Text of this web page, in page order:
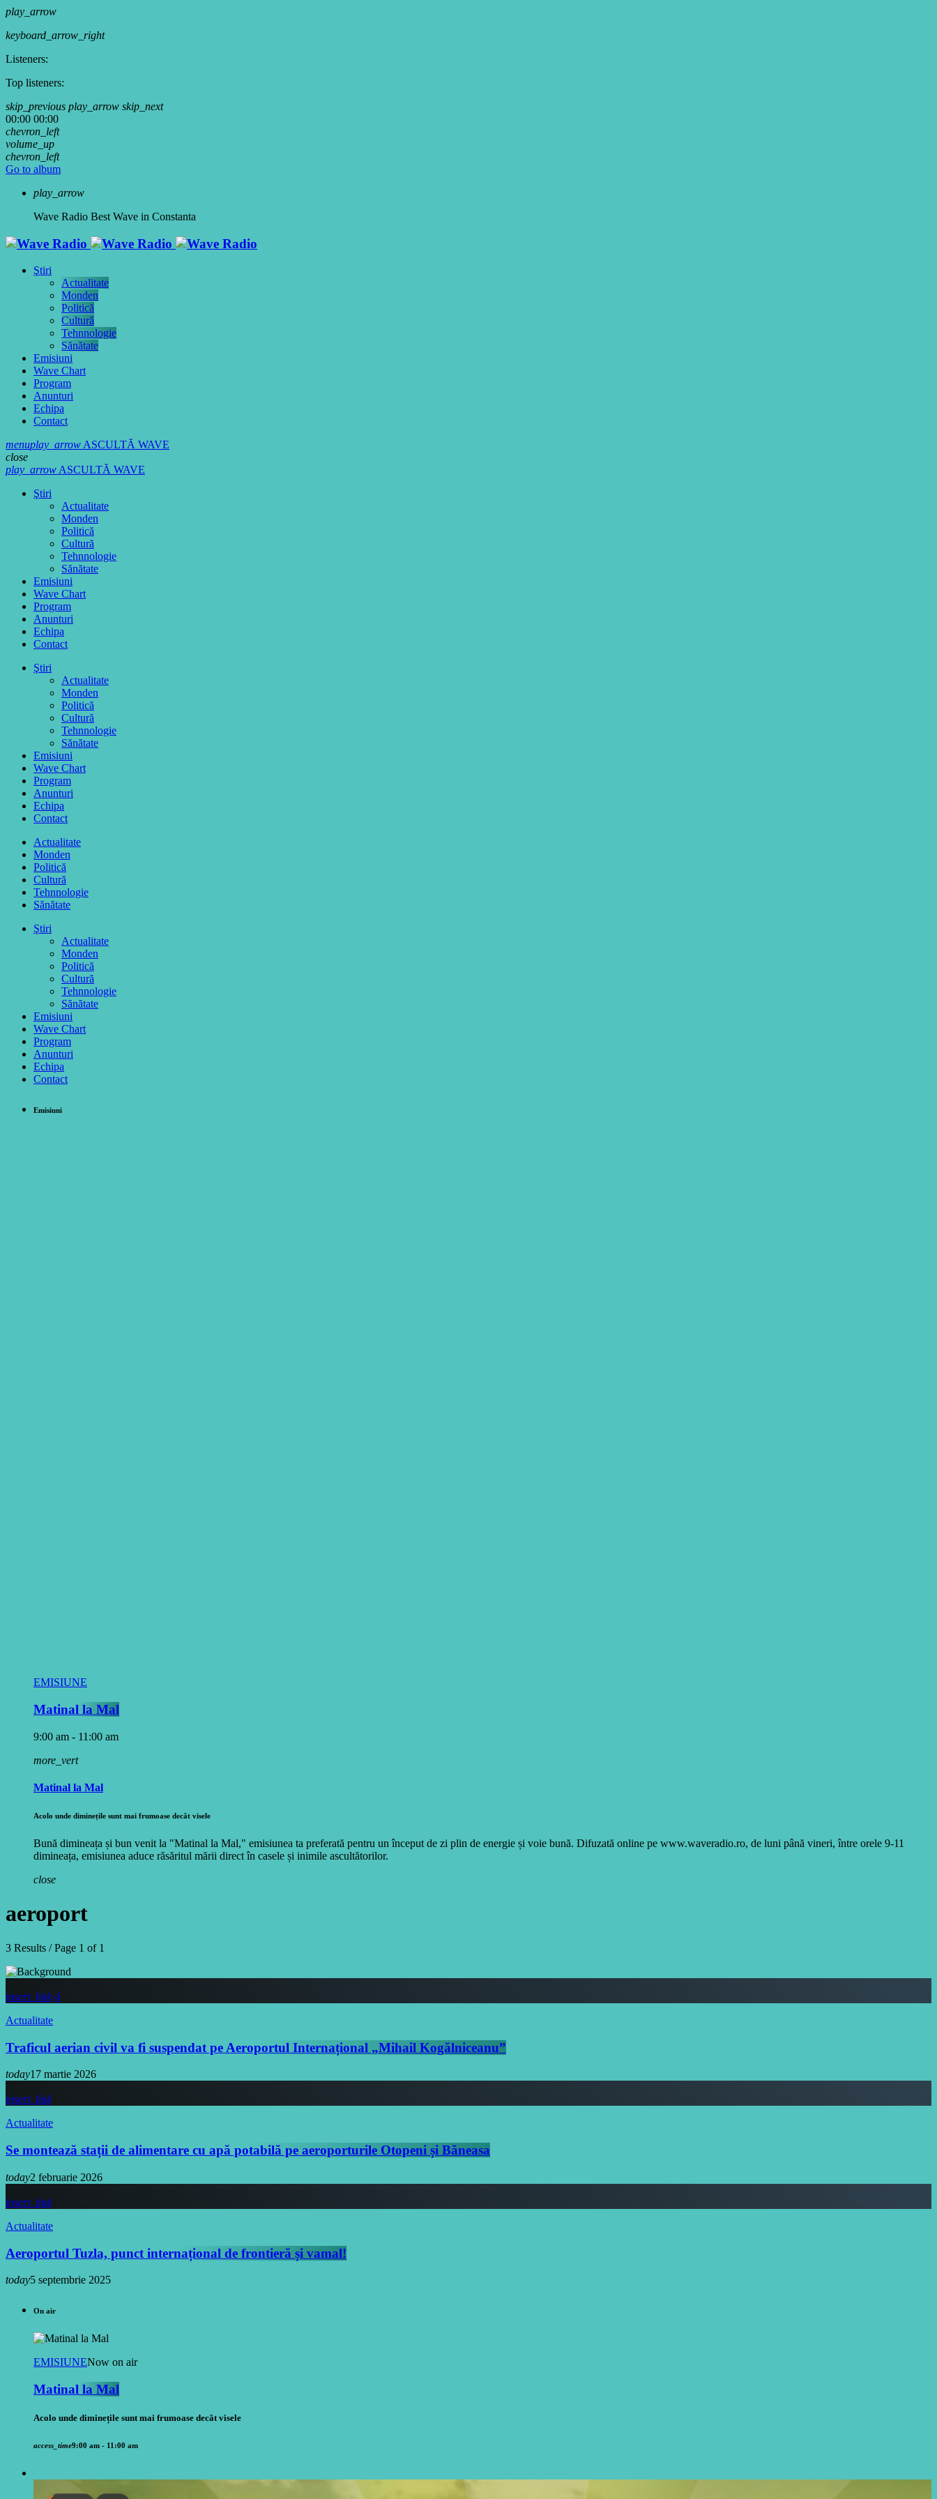
play_arrow
keyboard_arrow_right
Listeners:
Top listeners:
skip_previous play_arrow skip_next
00:00 00:00
chevron_left
volume_up
chevron_left
Go to album
play_arrow
Wave Radio Best Wave in Constanta
Ştiri
Actualitate
Monden
Politică
Cultură
Tehnnologie
Sănătate
Emisiuni
Wave Chart
Program
Anunturi
Echipa
Contact
menuplay_arrowASCULTĂ WAVE
close
play_arrowASCULTĂ WAVE
Ştiri
Actualitate
Monden
Politică
Cultură
Tehnnologie
Sănătate
Emisiuni
Wave Chart
Program
Anunturi
Echipa
Contact
Ştiri
Actualitate
Monden
Politică
Cultură
Tehnnologie
Sănătate
Emisiuni
Wave Chart
Program
Anunturi
Echipa
Contact
Actualitate
Monden
Politică
Cultură
Tehnnologie
Sănătate
Ştiri
Actualitate
Monden
Politică
Cultură
Tehnnologie
Sănătate
Emisiuni
Wave Chart
Program
Anunturi
Echipa
Contact
Emisiuni
EMISIUNE
Matinal la Mal
9:00 am - 11:00 am
more_vert
Matinal la Mal
Acolo unde diminețile sunt mai frumoase decât visele
Bună dimineața și bun venit la "Matinal la Mal," emisiunea ta preferată pentru un început de zi plin de energie și voie bună. Difuzată online pe www.waveradio.ro, de luni până vineri, între orele 9-11
dimineața, emisiunea aduce răsăritul mării direct în casele și inimile ascultătorilor.
close
aeroport
3 Results / Page 1 of 1
insert_link 4
Actualitate
Traficul aerian civil va fi suspendat pe Aeroportul Internațional „Mihail Kogălniceanu”
today17 martie 2026
insert_link
Actualitate
Se montează stații de alimentare cu apă potabilă pe aeroporturile Otopeni și Băneasa
today2 februarie 2026
insert_link
Actualitate
Aeroportul Tuzla, punct internațional de frontieră și vamal!
today5 septembrie 2025
On air
EMISIUNENow on air
Matinal la Mal
Acolo unde diminețile sunt mai frumoase decât visele
access_time9:00 am - 11:00 am